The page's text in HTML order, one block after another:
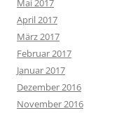
April 2017
März 2017
Februar 2017
Januar 2017
Dezember 2016
November 2016